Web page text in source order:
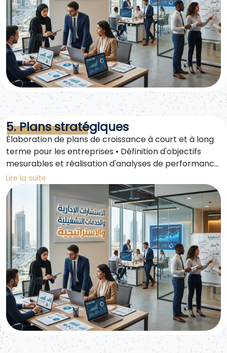
5. Plans stratégiques
Élaboration de plans de croissance à court et à long
terme pour les entreprises • Définition d'objectifs
mesurables et réalisation d'analyses de performance
périodiques • Intégration du développement durable
et de la gouvernance dans la stratégie globale
Lire la suite